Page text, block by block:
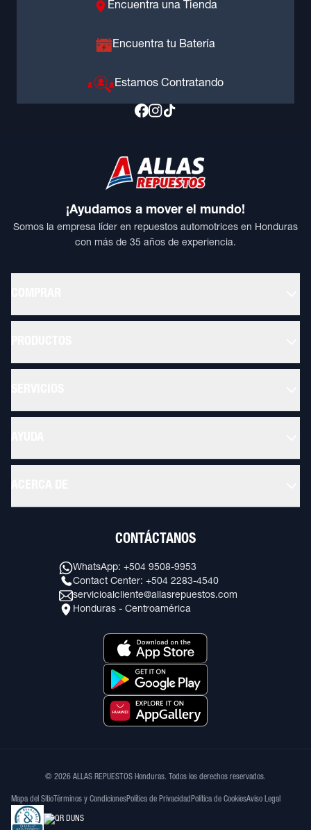
Encuentra una Tienda
Encuentra tu Batería
Estamos Contratando
¡Ayudamos a mover el mundo!
Somos la empresa líder en repuestos automotrices en Honduras
con más de 35 años de experiencia.
CONTÁCTANOS
WhatsApp: +504 9508-9953
Contact Center: +504 2283-4540
servicioalcliente@allasrepuestos.com
Honduras - Centroamérica
© 2026 ALLAS REPUESTOS Honduras. Todos los derechos reservados.
Mapa del Sitio Términos y CondicionesPolítica de Privacidad Política de CookiesAviso Legal